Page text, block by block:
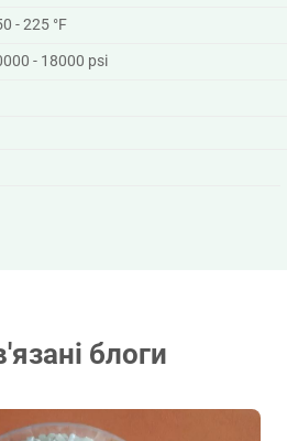
- 225 °F
- 18000 psi
блоги